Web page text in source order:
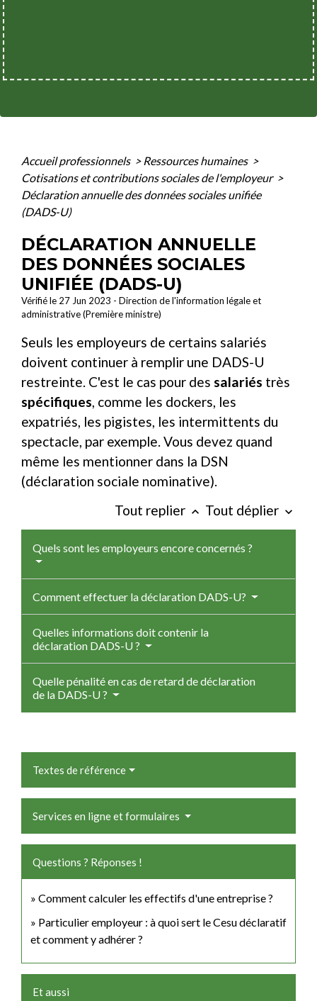
Accueil professionnels > Ressources humaines >
Cotisations et contributions sociales de l'employeur >
Déclaration annuelle des données sociales unifiée
(DADS-U)
DÉCLARATION ANNUELLE
DES DONNÉES SOCIALES
UNIFIÉE (DADS-U)
Vérifié le 27 Jun 2023 - Direction de l'information légale et
administrative (Première ministre)
Seuls les employeurs de certains salariés
doivent continuer à remplir une DADS-U
restreinte. C'est le cas pour des salariés très
spécifiques , comme les dockers, les
expatriés, les pigistes, les intermittents du
spectacle, par exemple. Vous devez quand
même les mentionner dans la DSN
(déclaration sociale nominative).
Tout replier keyboard_arrow_up Tout déplier keyboard_arrow_down
Quels sont les employeurs encore concernés ?
Comment effectuer la déclaration DADS-U?
Quelles informations doit contenir la
déclaration DADS-U ?
Quelle pénalité en cas de retard de déclaration
de la DADS-U ?
Textes de référence
Services en ligne et formulaires
Questions ? Réponses !
Comment calculer les effectifs d'une entreprise ?
Particulier employeur : à quoi sert le Cesu déclaratif
et comment y adhérer ?
Et aussi